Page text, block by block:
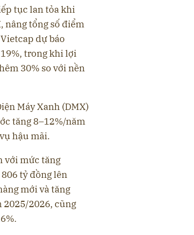
tục lan tỏa khi
nâng tổng số điểm
dự báo
trong khi lợi
30% so với nền
Máy Xanh (DMX)
tăng 8–12%/năm
hậu mãi.
với mức tăng
tỷ đồng lên
mới và tăng
2025/2026, cũng